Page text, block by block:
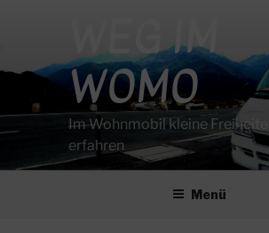
WEG IM
WOMO
Im Wohnmobil kleine Freiheiten
erfahren
Menü